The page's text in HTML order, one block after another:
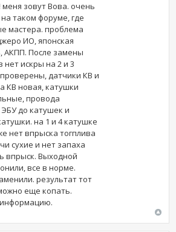
зовут Вова. очень
таком форуме, где
мастера. проблема
ИО, японская
АКПП. После замены
нет искры на 2 и 3
датчики КВ и
КВ новая, катушки
провода
до катушек и
на 1 и 4 катушке
нет впрыска тогплива
сухие и нет запаха
впрыск. Выходной
все в норме.
результат тот
еще копать.